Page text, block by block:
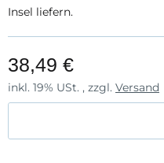
Insel liefern.
38,49 €
inkl. 19% USt. , zzgl. Versand